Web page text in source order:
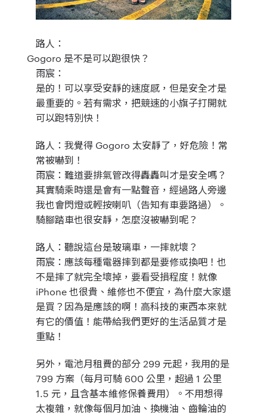
路人：
Gogoro 是不是可以跑很快？
雨宸：
是的！可以享受安靜的速度感，但是安全才是
最重要的。若有需求，把競速的小旗子打開就
可以跑特別快！
路人： 我覺得 Gogoro 太安靜了，好危險！常
常被嚇到！
雨宸： 難道要排氣管改得轟轟叫才是安全嗎？
其實騎乘時還是會有一點聲音，經過路人旁邊
我也會閃燈或輕按喇叭（告知有車要路過）。
騎腳踏車也很安靜，怎麼沒被嚇到呢？
路人： 聽說這台是玻璃車，一摔就壞？
雨宸： 應該每種電器摔到都是要修或換吧！也
不是摔了就完全壞掉，要看受損程度！就像
iPhone 也很貴、維修也不便宜，為什麼大家還
是買？因為是應該的啊！高科技的東西本來就
有它的價值！ 能帶給我們更好的生活品質才是
重點！
另外，電池月租費的部分 299 元起，我用的是
799 方案（每月可騎 600 公里，超過 1 公里
1.5 元，且含基本維修保養費用）。 不用想得
太複雜，就像每個月加油、換機油、齒輪油的